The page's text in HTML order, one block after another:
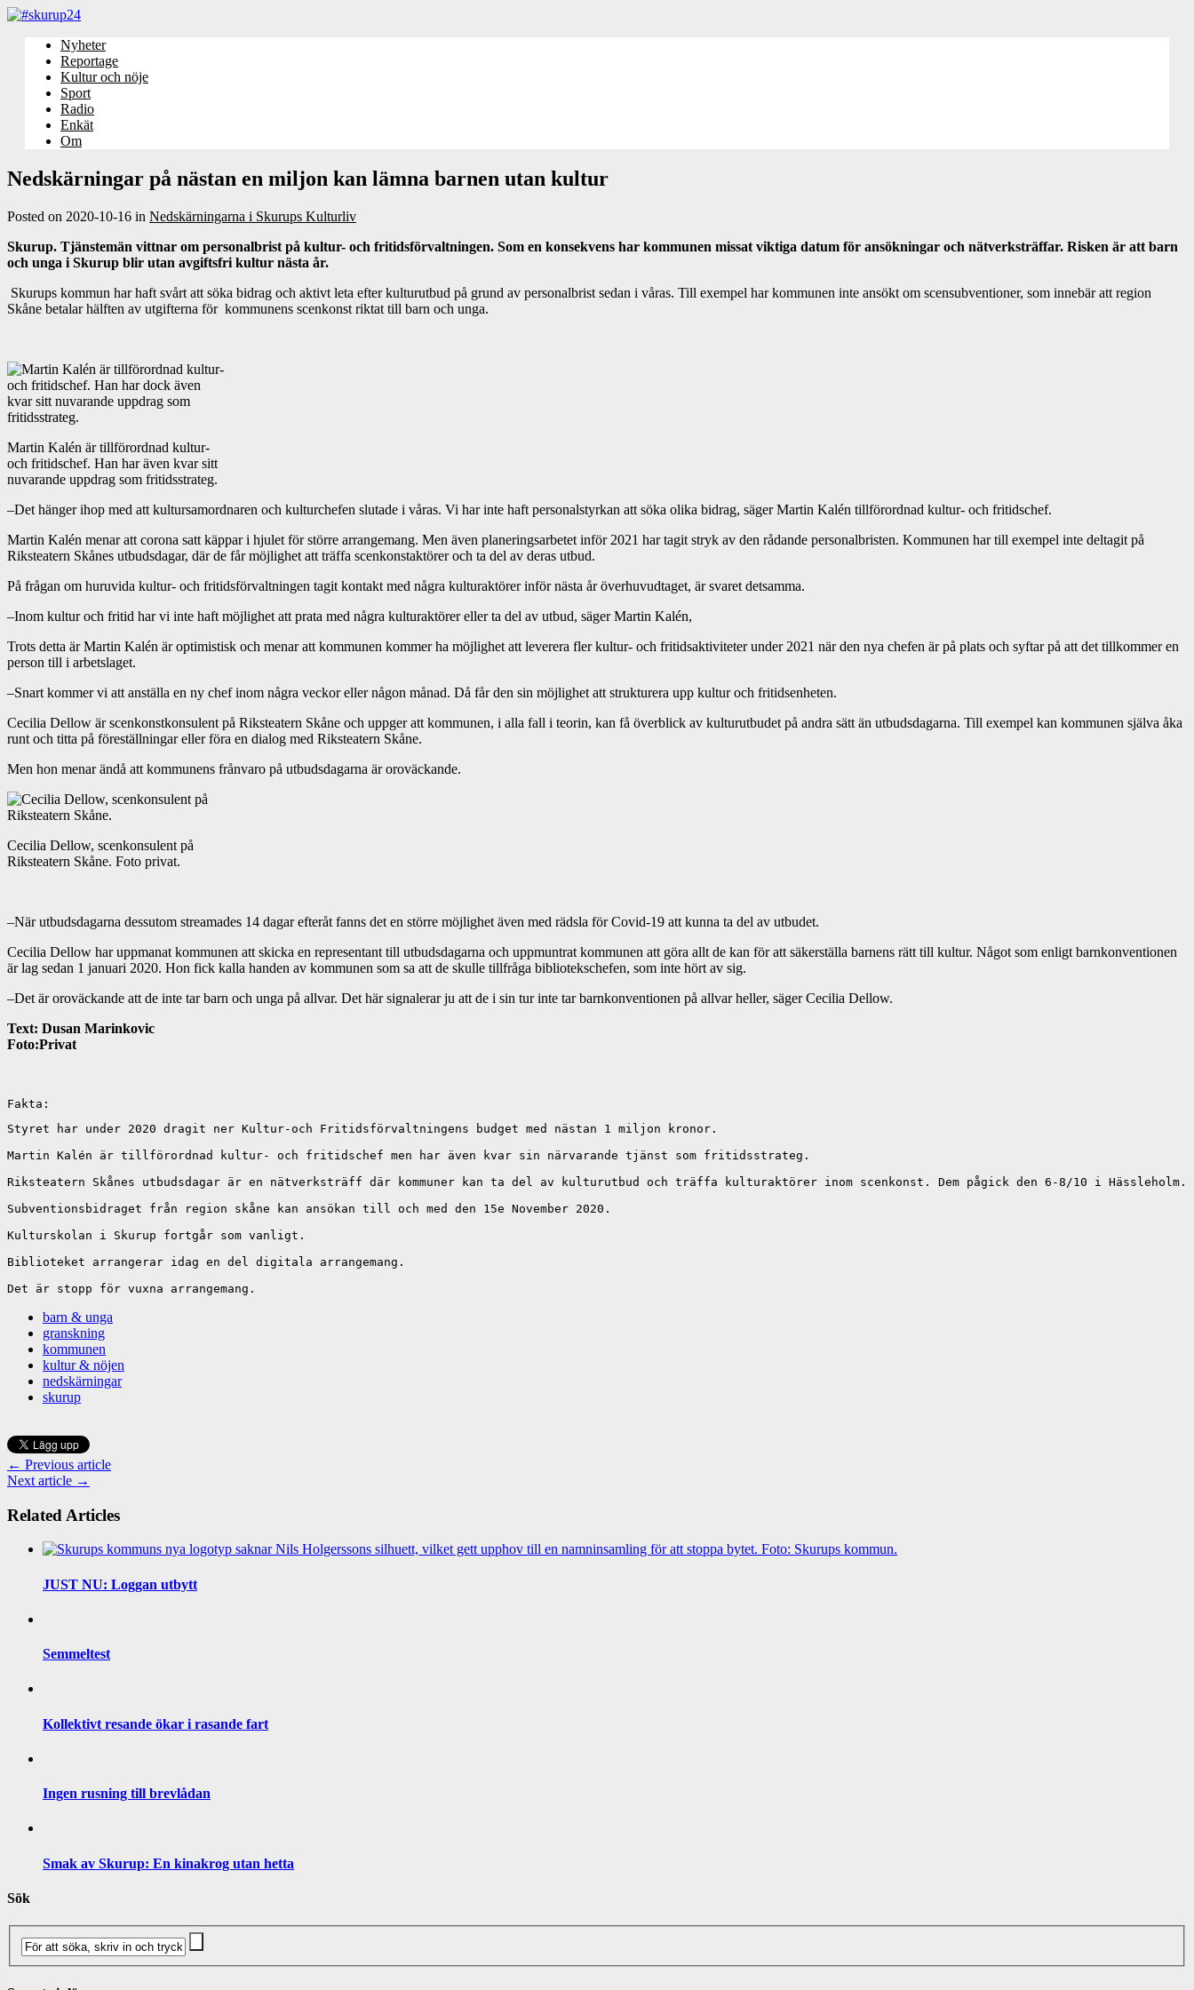
Nyheter
Reportage
Kultur och nöje
Sport
Radio
Enkät
Om
Nedskärningar på nästan en miljon kan lämna barnen utan kultur
Posted on 2020-10-16 in Nedskärningarna i Skurups Kulturliv
Skurup. Tjänstemän vittnar om personalbrist på kultur- och fritidsförvaltningen. Som en konsekvens har kommunen missat viktiga datum för ansökningar och nätverksträffar. Risken är att barn
och unga i Skurup blir utan avgiftsfri kultur nästa år.
Skurups kommun har haft svårt att söka bidrag och aktivt leta efter kulturutbud på grund av personalbrist sedan i våras. Till exempel har kommunen inte ansökt om scensubventioner, som innebär att region
Skåne betalar hälften av utgifterna för kommunens scenkonst riktat till barn och unga.
Martin Kalén är tillförordnad kultur-
och fritidschef. Han har även kvar sitt
nuvarande uppdrag som fritidsstrateg.
–Det hänger ihop med att kultursamordnaren och kulturchefen slutade i våras. Vi har inte haft personalstyrkan att söka olika bidrag, säger Martin Kalén tillförordnad kultur- och fritidschef.
Martin Kalén menar att corona satt käppar i hjulet för större arrangemang. Men även planeringsarbetet inför 2021 har tagit stryk av den rådande personalbristen. Kommunen har till exempel inte deltagit på
Riksteatern Skånes utbudsdagar, där de får möjlighet att träffa scenkonstaktörer och ta del av deras utbud.
På frågan om huruvida kultur- och fritidsförvaltningen tagit kontakt med några kulturaktörer inför nästa år överhuvudtaget, är svaret detsamma.
–Inom kultur och fritid har vi inte haft möjlighet att prata med några kulturaktörer eller ta del av utbud, säger Martin Kalén,
Trots detta är Martin Kalén är optimistisk och menar att kommunen kommer ha möjlighet att leverera fler kultur- och fritidsaktiviteter under 2021 när den nya chefen är på plats och syftar på att det tillkommer en
person till i arbetslaget.
–Snart kommer vi att anställa en ny chef inom några veckor eller någon månad. Då får den sin möjlighet att strukturera upp kultur och fritidsenheten.
Cecilia Dellow är scenkonstkonsulent på Riksteatern Skåne och uppger att kommunen, i alla fall i teorin, kan få överblick av kulturutbudet på andra sätt än utbudsdagarna. Till exempel kan kommunen själva åka
runt och titta på föreställningar eller föra en dialog med Riksteatern Skåne.
Men hon menar ändå att kommunens frånvaro på utbudsdagarna är oroväckande.
Cecilia Dellow, scenkonsulent på
Riksteatern Skåne. Foto privat.
–När utbudsdagarna dessutom streamades 14 dagar efteråt fanns det en större möjlighet även med rädsla för Covid-19 att kunna ta del av utbudet.
Cecilia Dellow har uppmanat kommunen att skicka en representant till utbudsdagarna och uppmuntrat kommunen att göra allt de kan för att säkerställa barnens rätt till kultur. Något som enligt barnkonventionen
är lag sedan 1 januari 2020. Hon fick kalla handen av kommunen som sa att de skulle tillfråga bibliotekschefen, som inte hört av sig.
–Det är oroväckande att de inte tar barn och unga på allvar. Det här signalerar ju att de i sin tur inte tar barnkonventionen på allvar heller, säger Cecilia Dellow.
Text: Dusan Marinkovic
Foto:Privat
Fakta:
Styret har under 2020 dragit ner Kultur-och Fritidsförvaltningens budget med nästan 1 miljon kronor.
Martin Kalén är tillförordnad kultur- och fritidschef men har även kvar sin närvarande tjänst som fritidsstrateg.
Riksteatern Skånes utbudsdagar är en nätverksträff där kommuner kan ta del av kulturutbud och träffa kulturaktörer inom scenkonst. Dem pågick den 6-8/10 i
Subventionsbidraget från region skåne kan ansökan till och med den 15e November 2020.
Kulturskolan i Skurup fortgår som vanligt.
Biblioteket arrangerar idag en del digitala arrangemang.
Det är stopp för vuxna arrangemang.
barn & unga
granskning
kommunen
kultur & nöjen
nedskärningar
skurup
← Previous article
Next article →
Related Articles
JUST NU: Loggan utbytt
Semmeltest
Kollektivt resande ökar i rasande fart
Ingen rusning till brevlådan
Smak av Skurup: En kinakrog utan hetta
Sök